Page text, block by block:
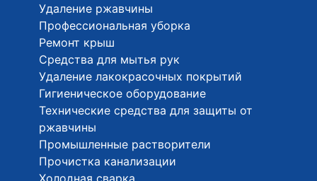
Удаление ржавчины
Профессиональная уборка
Ремонт крыш
Средства для мытья рук
Удаление лакокрасочных покрытий
Гигиеническое оборудование
Технические средства для защиты от
ржавчины
Промышленные растворители
Прочистка канализации
Холодная сварка